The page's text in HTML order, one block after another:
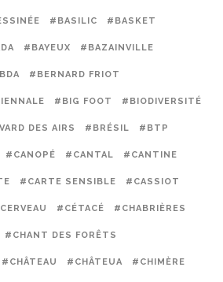
#BASILIC #BASKET
#BAYEUX #BAZAINVILLE
#BERNARD FRIOT
#BIG FOOT #BIODIVERSITÉ
DES AIRS #BRÉSIL #BTP
#CANOPÉ #CANTAL #CANTINE
#CARTE SENSIBLE #CASSIOT
#CÉTACÉ #CHABRIÈRES
#CHANT DES FORÊTS
#CHÂTEAU #CHÂTEUA #CHIMÈRE